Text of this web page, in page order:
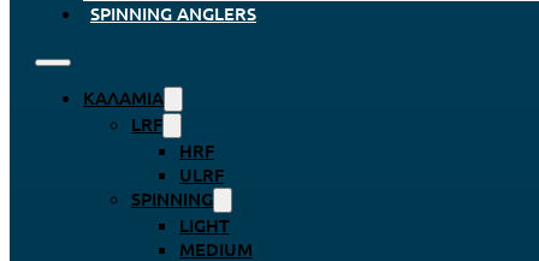
SPINNING ANGLERS
ΚΑΛΆΜΙΑ
LRF
HRF
ULRF
SPINNING
LIGHT
MEDIUM